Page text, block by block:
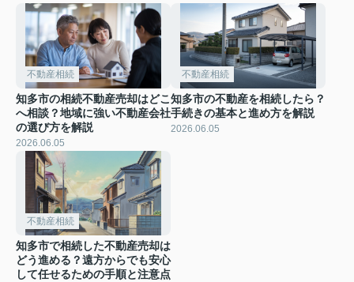
不動産相続
知多市の相続不動産売却はどこ
へ相談？地域に強い不動産会社
の選び方を解説
2026.06.05
不動産相続
知多市の不動産を相続したら？
手続きの基本と進め方を解説
2026.06.05
不動産相続
知多市で相続した不動産売却は
どう進める？遠方からでも安心
して任せるための手順と注意点